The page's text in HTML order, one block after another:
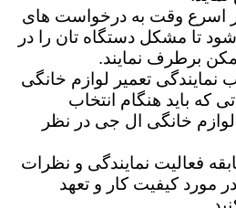
اسرع وقت به درخواست های
تا مشکل دستگاه تان را در
برطرف نمایند.
نمایندگی تعمیر لوازم خانگی
که باید هنگام انتخاب
لوازم خانگی ال جی در نظر
فعالیت نمایندگی و نظرات
مورد کیفیت کار و تعهد